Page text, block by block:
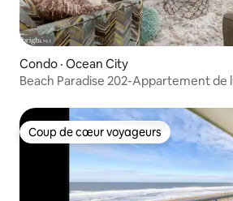
Condo · Ocean City
Beach Paradise 202-Appartement
Coup de cœur voyageurs
Coup de cœur voyageurs